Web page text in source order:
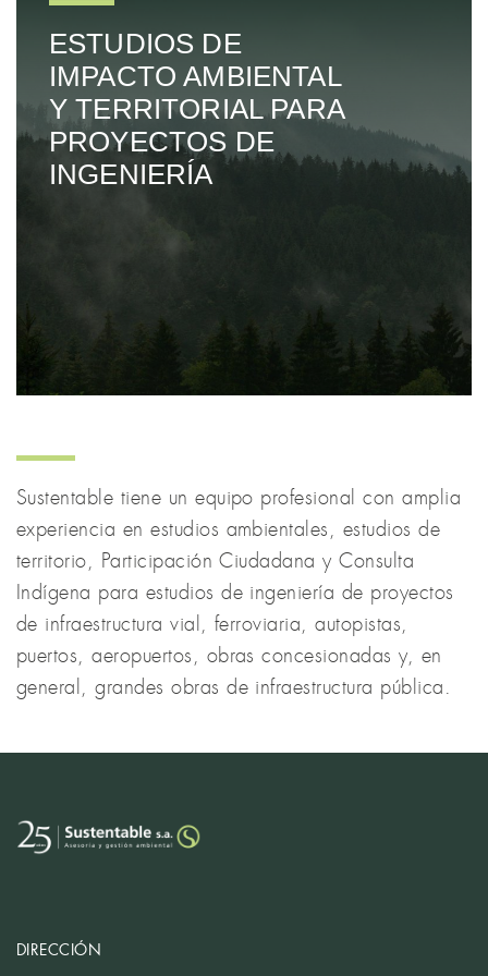
ESTUDIOS DE
IMPACTO AMBIENTAL
Y TERRITORIAL PARA
PROYECTOS DE
INGENIERÍA
Sustentable tiene un equipo profesional con amplia
experiencia en estudios ambientales, estudios de
territorio, Participación Ciudadana y Consulta
Indígena para estudios de ingeniería de proyectos
de infraestructura vial, ferroviaria, autopistas,
puertos, aeropuertos, obras concesionadas y, en
general, grandes obras de infraestructura pública.
DIRECCIÓN